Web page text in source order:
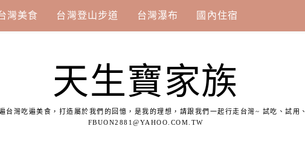
灣美食 台灣登山步道 台灣瀑布 國內住宿
天生寶家族
台灣吃遍美食，打造屬於我們的回憶，是我的理想，請跟我們一起行走台灣~ 試吃、試用
FBUON2881@YAHOO.COM.TW